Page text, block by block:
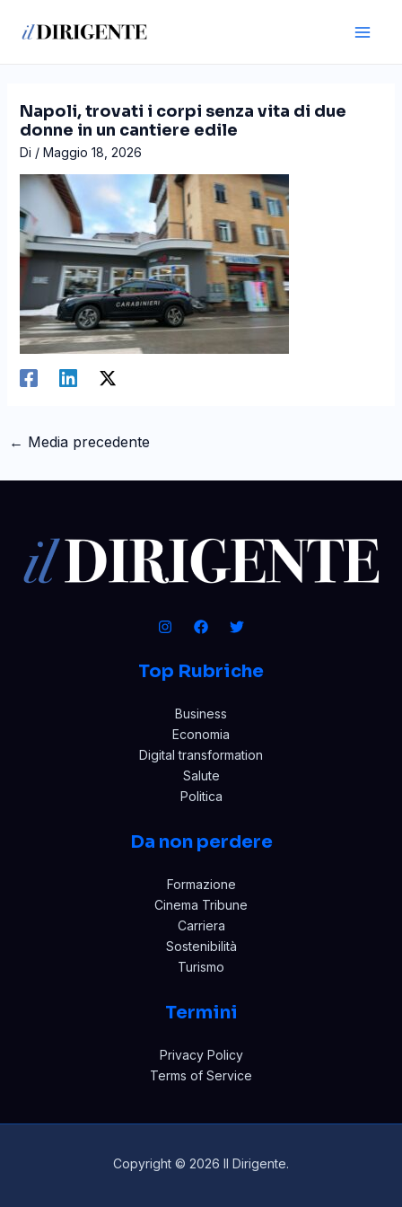
Napoli, trovati i corpi senza vita di due
donne in un cantiere edile
Di / Maggio 18, 2026
articoli
← Media precedente
Top Rubriche
Business
Economia
Digital transformation
Salute
Politica
Da non perdere
Formazione
Cinema Tribune
Carriera
Sostenibilità
Turismo
Termini
Privacy Policy
Terms of Service
Copyright © 2026 Il Dirigente.